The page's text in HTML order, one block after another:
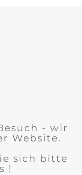
- wir
Website.
sich bitte
!